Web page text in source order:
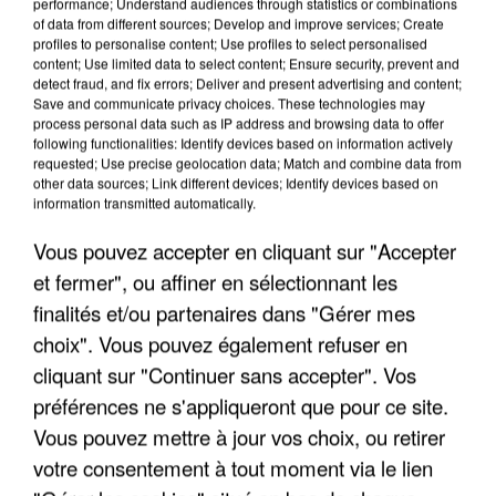
APRÈS TOUTES CES CANICULES, LES REFUGES
DE FAUNE SAUVAGE SONT...
of data from different sources; Develop and improve services; Create
profiles to personalise content; Use profiles to select personalised
content; Use limited data to select content; Ensure security, prevent and
detect fraud, and fix errors; Deliver and present advertising and content;
Save and communicate privacy choices. These technologies may
process personal data such as IP address and browsing data to offer
following functionalities: Identify devices based on information actively
requested; Use precise geolocation data; Match and combine data from
other data sources; Link different devices; Identify devices based on
information transmitted automatically.
Vous pouvez accepter en cliquant sur "Accepter
et fermer", ou affiner en sélectionnant les
finalités et/ou partenaires dans "Gérer mes
choix". Vous pouvez également refuser en
cliquant sur "Continuer sans accepter". Vos
préférences ne s'appliqueront que pour ce site.
Vous pouvez mettre à jour vos choix, ou retirer
votre consentement à tout moment via le lien